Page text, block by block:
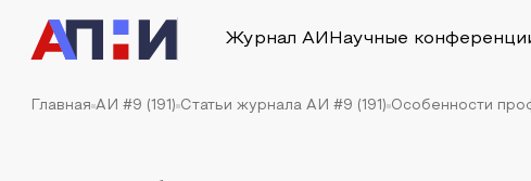
Журнал АИ Научные
Главная АИ #9 (191) Статьи журнала АИ #9 (191) Особенности